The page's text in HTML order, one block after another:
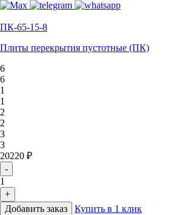
ПК-65-15-8
Плиты перекрытия пустотные (ПК)
6
6
1
1
2
2
3
3
20220 ₽
-
1
+
Добавить заказ
Купить в 1 клик